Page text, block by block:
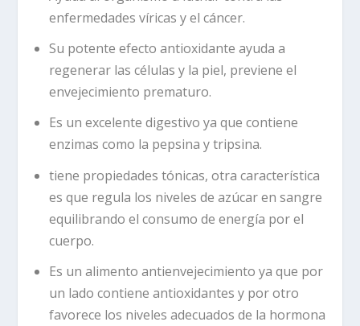
enfermedades víricas y el cáncer.
Su potente efecto antioxidante ayuda a
regenerar las células y la piel, previene el
envejecimiento prematuro.
Es un excelente digestivo ya que contiene
enzimas como la pepsina y tripsina.
tiene propiedades tónicas, otra característica
es que regula los niveles de azúcar en sangre
equilibrando el consumo de energía por el
cuerpo.
Es un alimento antienvejecimiento ya que por
un lado contiene antioxidantes y por otro
favorece los niveles adecuados de la hormona